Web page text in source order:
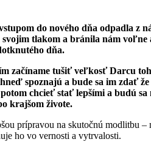
do nového dňa odpadla z
tlakom a bránila nám voľne
dňa.
začíname tušiť veľkosť Darcu
spoznajú a bude sa im zdať
chcieť stať lepšími a budú
krajšom živote.
prípravou na skutočnú modlitbu –
ho vo vernosti a vytrvalosti.